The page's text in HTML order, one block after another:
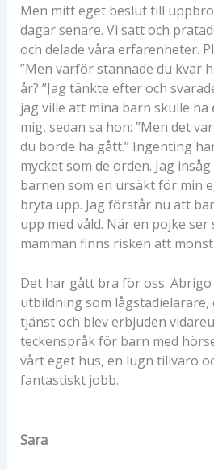
Men mitt eget beslut till
dagar senare. Vi satt och
och delade våra erfarenheter.
”Men varför stannade du kvar
år? ”Jag tänkte efter och
jag ville att mina barn skulle ha
mig, sedan sa hon: ”Men det
du borde ha gått.” Ingenting
mycket som de orden. Jag
barnen som en ursäkt för min
bryta upp. Jag förstår nu att
upp med våld. När en pojke ser
mamman finns risken att
Det har gått bra för oss.
utbildning som lågstadielärare,
tjänst och blev erbjuden
teckenspråk för barn med
vårt eget hus, en lugn tillvaro
fantastiskt jobb.
Sara